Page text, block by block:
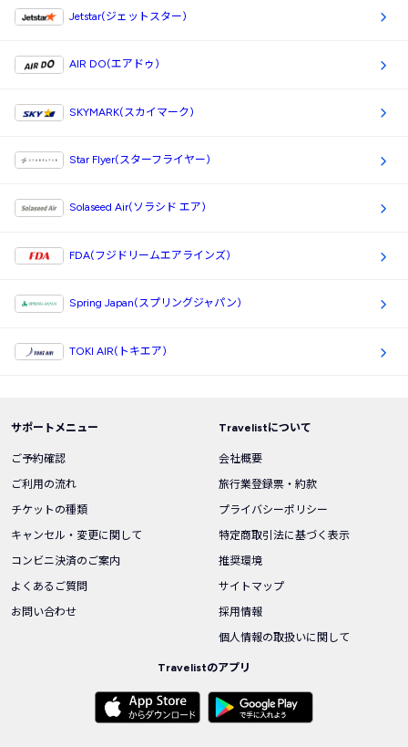
Jetstar(ジェットスター)
AIR DO(エアドゥ)
SKYMARK(スカイマーク)
Star Flyer(スターフライヤー)
Solaseed Air(ソラシド エア)
FDA(フジドリームエアラインズ)
Spring Japan(スプリングジャパン)
TOKI AIR(トキエア)
サポートメニュー
ご予約確認
ご利用の流れ
チケットの種類
キャンセル・変更に関して
コンビニ決済のご案内
よくあるご質問
お問い合わせ
Travelistについて
会社概要
旅行業登録票・約款
プライバシーポリシー
特定商取引法に基づく表示
推奨環境
サイトマップ
採用情報
個人情報の取扱いに関して
Travelistのアプリ